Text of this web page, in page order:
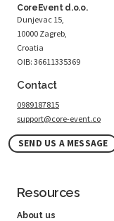
CoreEvent d.o.o.
Dunjevac 15,
10000 Zagreb,
Croatia
OIB: 36611335369
Contact
0989187815
support@core-event.co
SEND US A MESSAGE
Resources
About us